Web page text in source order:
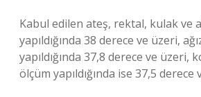
Kabul edilen ateş, rektal, kulak ve
yapıldığında 38 derece ve üzeri,
yapıldığında 37,8 derece ve üzeri,
ölçüm yapıldığında ise 37,5 derece